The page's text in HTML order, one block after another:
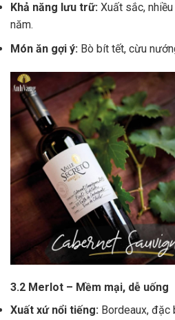
Khả năng lưu trữ: Xuất sắc,
năm.
Món ăn gợi ý: Bò bít tết, cừu
3.2 Merlot – Mềm mại, dễ uống
Xuất xứ nổi tiếng: Bordeaux, đặc